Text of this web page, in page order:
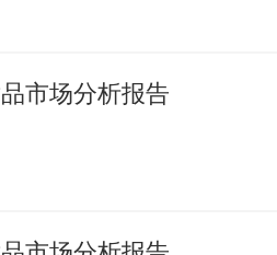
市场分析报告